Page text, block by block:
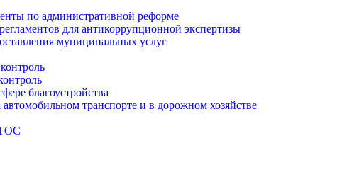
по административной реформе
для антикоррупционной экспертизы
муниципальных услуг
благоустройства
транспорте и в дорожном хозяйстве